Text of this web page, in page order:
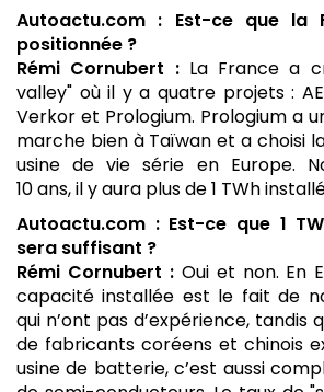
Autoactu.com : Est-ce que la
positionnée ?
Rémi Cornubert :La France a
valley" où il y a quatre projets :
Verkor et Prologium. Prologium a
marche bien à Taïwan et a choisi
usine de vie série en Europe.
10 ans, il y aura plus de 1 TWh
Autoactu.com : Est-ce que 1
sera suffisant ?
Rémi Cornubert :Oui et non. En
capacité installée est le fait de
qui n’ont pas d’expérience, tandis
de fabricants coréens et chinois
usine de batterie, c’est aussi